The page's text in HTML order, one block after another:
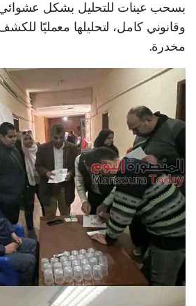
بسحب عينات للتحليل بشكل
وقانوني كامل، لتحليلها معمليًا
مخدرة.